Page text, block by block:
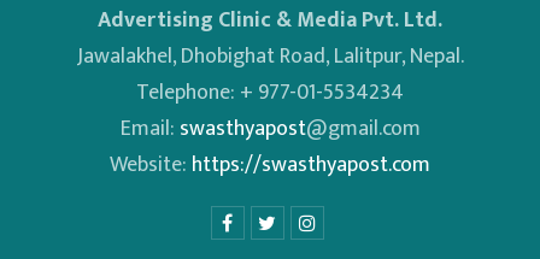
Advertising Clinic & Media Pvt. Ltd.
Jawalakhel, Dhobighat Road, Lalitpur, Nepal.
Telephone: + 977-01-5534234
Email: swasthyapost@gmail.com
Website: https://swasthyapost.com